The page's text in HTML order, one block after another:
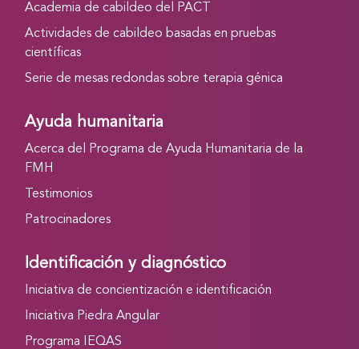
Academia de cabildeo del PACT
Actividades de cabildeo basadas en pruebas
científicas
Serie de mesas redondas sobre terapia génica
Ayuda humanitaria
Acerca del Programa de Ayuda Humanitaria de la
FMH
Testimonios
Patrocinadores
Identificación y diagnóstico
Iniciativa de concientización e identificación
Iniciativa Piedra Angular
Programa IEQAS